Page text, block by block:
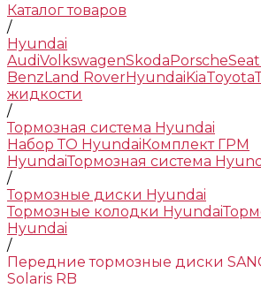
Каталог товаров
/
Hyundai
AudiVolkswagenSkodaPorscheSeat
BenzLand RoverHyundaiKiaToyota
жидкости
/
Тормозная система Hyundai
Набор ТО HyundaiКомплект ГРМ
HyundaiТормозная система
/
Тормозные диски Hyundai
Тормозные колодки Hyundai
Hyundai
/
Передние тормозные диски
Solaris RB